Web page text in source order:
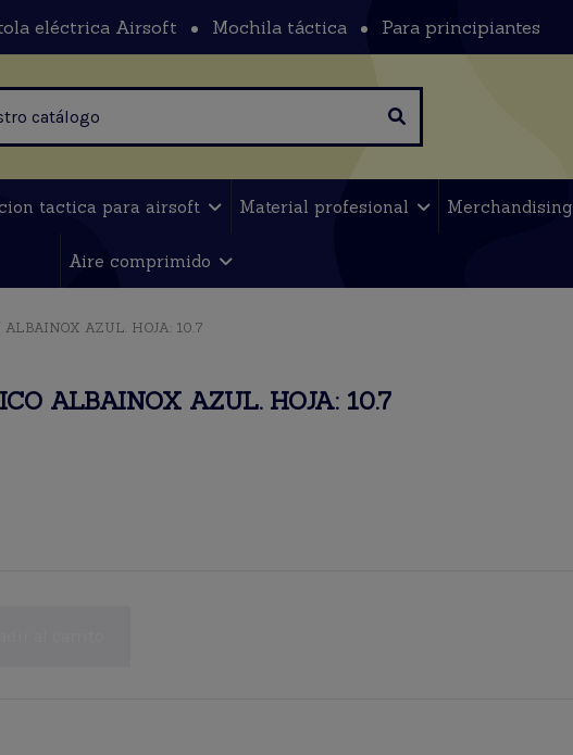
eléctrica Airsoft Mochila táctica Para principiantes
tactica para airsoft Material profesional Merchandising
Aire comprimido
ALBAINOX AZUL. HOJA: 10.7
ALBAINOX AZUL. HOJA: 10.7